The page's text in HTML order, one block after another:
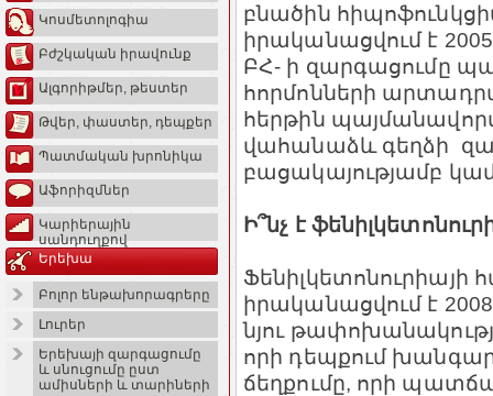
Կոսմետոլոգիա
Բժշկական իրավունք
Ալգորիթմեր, թեստեր
Թվեր, փաստեր, դեպքեր
Պատմական խրոնիկա
Աֆորիզմներ
Կարիերային
սանդուղքով
Երեխա
Բոլոր ենթախորագրերը
Լուրեր
Երեխայի զարգացումը
և սնուցումը ըստ
ամիսների և տարիների
բնածին
իրականացվում է
ԲՀ- ի զարգացումը
հորմոնների
հերթին
վահանաձև գեղձի
բացակայությամբ
Ի՞նչ է
Ֆենիլկետոնուրիայի
իրականացվում է
նյու
որի դեպքում
ճեղքումը, որի